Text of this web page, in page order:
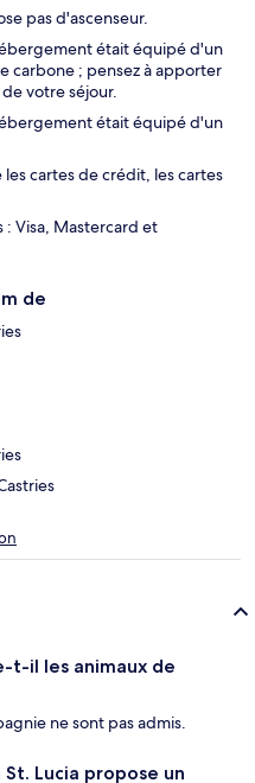
pas d'ascenseur.
était équipé d'un
carbone ; pensez à apporter
votre séjour.
était équipé d'un
cartes de crédit, les cartes
Visa, Mastercard et
de
t-il les animaux de
ne sont pas admis.
Lucia propose un